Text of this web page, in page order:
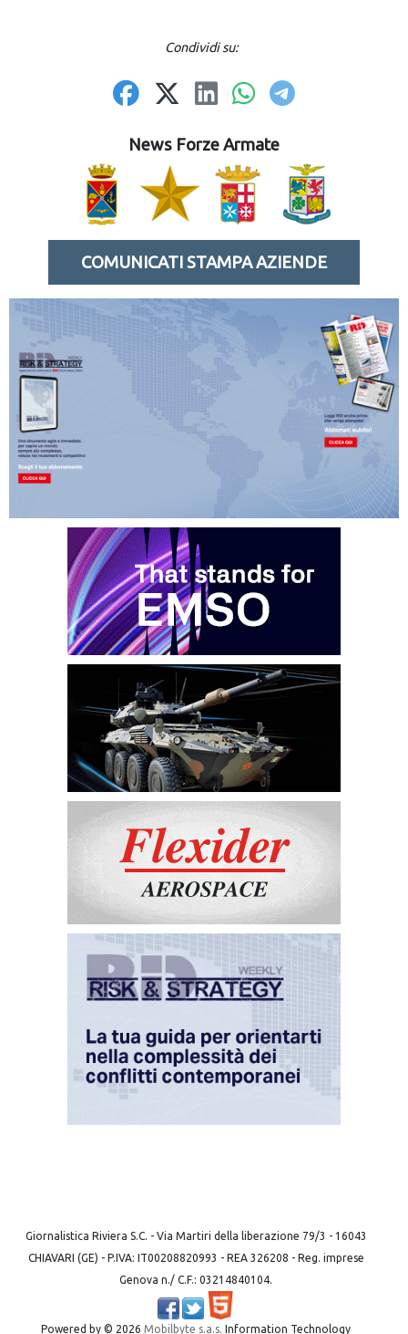
Condividi su:
News Forze Armate
COMUNICATI STAMPA AZIENDE
Giornalistica Riviera S.C. - Via Martiri della liberazione 79/3 - 16043
CHIAVARI (GE) - P.IVA: IT00208820993 - REA 326208 - Reg. imprese
Genova n./ C.F.: 03214840104.
Powered by © 2026 Mobilbyte s.a.s. Information Technology